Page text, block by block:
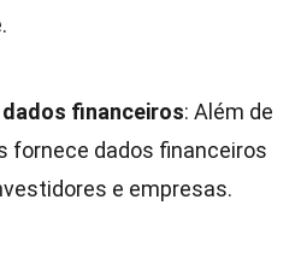
financeiros: Além de
fornece dados financeiros
e empresas.